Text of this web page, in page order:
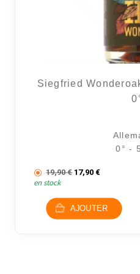
Siegfried
0° -
19,90€ Le prix initial était :
17,90 €Le prix
en stock
AJOUTER